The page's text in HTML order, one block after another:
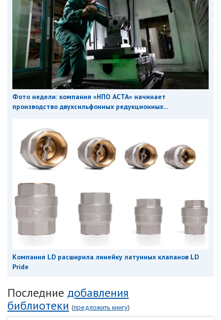
Фото недели: компания «НПО АСТА» начинает
производство двухсильфонных редукционных...
Компания LD расширила линейку латунных клапанов LD
Pride
Последние добавления
библиотеки (предложить книгу)